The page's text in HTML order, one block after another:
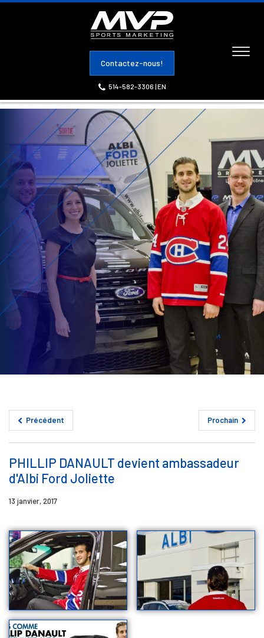
Contactez-nous!
514-582-3306 |EN
Précédent Prochain
PHILLIP DANAULT devient ambassadeur
d'Albi Ford Joliette
13 janvier, 2017